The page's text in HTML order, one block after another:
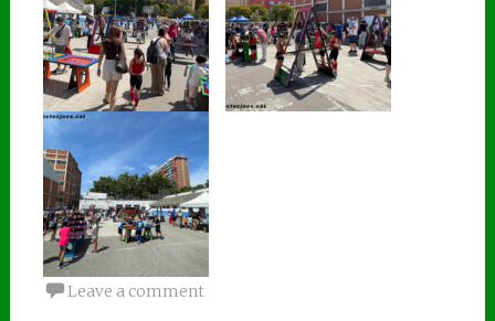
Leave a comment